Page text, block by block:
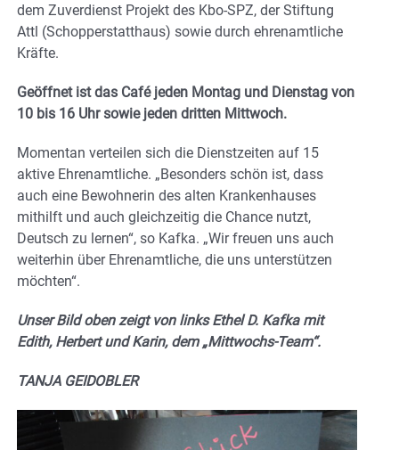
dem Zuverdienst Projekt des Kbo-SPZ, der Stiftung
Attl (Schopperstatthaus) sowie durch ehrenamtliche
Kräfte.
Geöffnet ist das Café jeden Montag und Dienstag von
10 bis 16 Uhr sowie jeden dritten Mittwoch.
Momentan verteilen sich die Dienstzeiten auf 15
aktive Ehrenamtliche. „Besonders schön ist, dass
auch eine Bewohnerin des alten Krankenhauses
mithilft und auch gleichzeitig die Chance nutzt,
Deutsch zu lernen“, so Kafka. „Wir freuen uns auch
weiterhin über Ehrenamtliche, die uns unterstützen
möchten“.
Unser Bild oben zeigt von links Ethel D. Kafka mit
Edith, Herbert und Karin, dem „Mittwochs-Team“.
TANJA GEIDOBLER